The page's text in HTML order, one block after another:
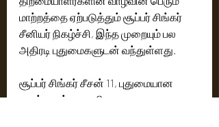
மாற்றத்தை ஏற்படுத்தும் சூப்பர் சிங்கர்
சீனியர் நிகழ்ச்சி, இந்த முறையும் பல
அதிரடி புதுமைகளுடன் வந்துள்ளது.
சூப்பர் சிங்கர் சீசன் 11, புதுமையான
களம், மண்டல வாரியான